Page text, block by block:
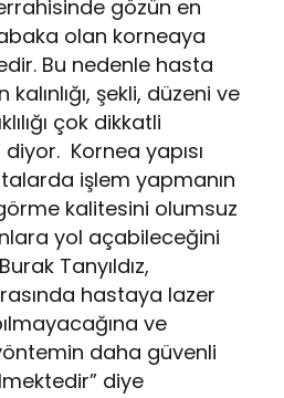
gözün en
olan korneaya
Bu nedenle hasta
şekli, düzeni ve
çok dikkatli
Kornea yapısı
işlem yapmanın
kalitesini olumsuz
yol açabileceğini
Tanyıldız,
hastaya lazer
ve
daha güvenli
diye